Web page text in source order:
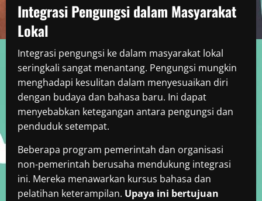
Integrasi Pengungsi dalam Masyarakat
Lokal
Integrasi pengungsi ke dalam masyarakat lokal
seringkali sangat menantang. Pengungsi mungkin
menghadapi kesulitan dalam menyesuaikan diri
dengan budaya dan bahasa baru. Ini dapat
menyebabkan ketegangan antara pengungsi dan
penduduk setempat.
Beberapa program pemerintah dan organisasi
non-pemerintah berusaha mendukung integrasi
ini. Mereka menawarkan kursus bahasa dan
pelatihan keterampilan. Upaya ini bertujuan